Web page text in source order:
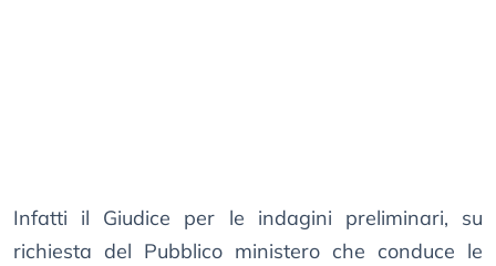
Infatti il Giudice per le indagini preliminari, su
richiesta del Pubblico ministero che conduce le